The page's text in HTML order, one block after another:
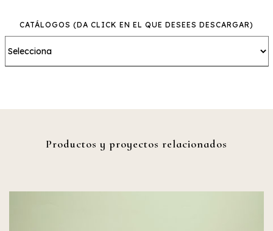
CATÁLOGOS (DA CLICK EN EL QUE DESEES DESCARGAR)
Productos y proyectos relacionados